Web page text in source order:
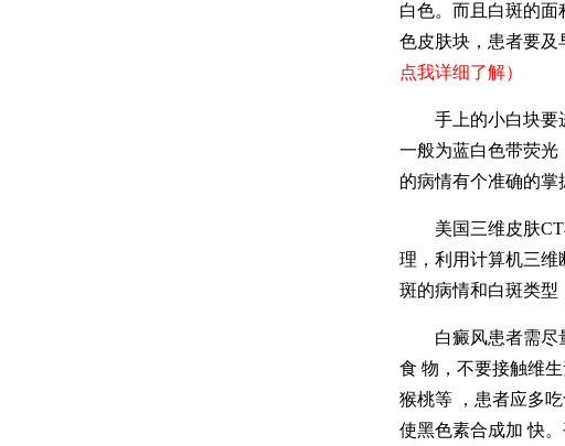
白色。而且白斑的
色皮肤块，患者要及
点我详细了解）
手上的小白块要进
一般为蓝白色带荧光
的病情有个准确的掌
美国三维皮肤CT
理，利用计算机三维
斑的病情和白斑类型
白癜风患者需尽量
食 物，不要接触维
猴桃等 ，患者应多
使黑色素合成加 快